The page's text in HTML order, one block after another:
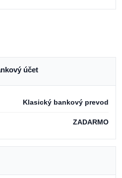
účet
Klasický bankový prevod
ZADARMO